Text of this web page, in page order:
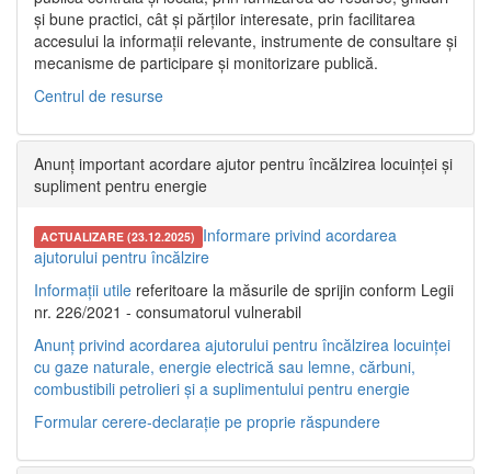
și bune practici, cât și părților interesate, prin facilitarea
accesului la informații relevante, instrumente de consultare și
mecanisme de participare și monitorizare publică.
Centrul de resurse
Anunț important acordare ajutor pentru încălzirea locuinței și
supliment pentru energie
ACTUALIZARE (23.12.2025) Informare privind acordarea
ajutorului pentru încălzire
Informații utile referitoare la măsurile de sprijin conform Legii
nr. 226/2021 - consumatorul vulnerabil
Anunț privind acordarea ajutorului pentru încălzirea locuinței
cu gaze naturale, energie electrică sau lemne, cărbuni,
combustibili petrolieri și a suplimentului pentru energie
Formular cerere-declarație pe proprie răspundere